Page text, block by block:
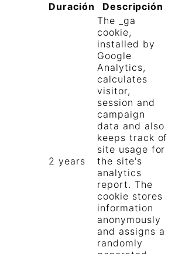
Duración Descripción
2 years
The _ga
cookie,
installed by
Google
Analytics,
calculates
visitor,
session and
campaign
data and also
keeps track of
site usage for
the site's
analytics
report. The
cookie stores
information
anonymously
and assigns a
randomly